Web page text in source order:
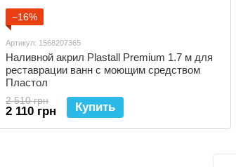
−16%
Артикул: 1568207365
Наливной акрил Plastall Premium 1.7 м для
реставрации ванн с моющим средством
Пластол
2 510 грн
2 110 грн Купить